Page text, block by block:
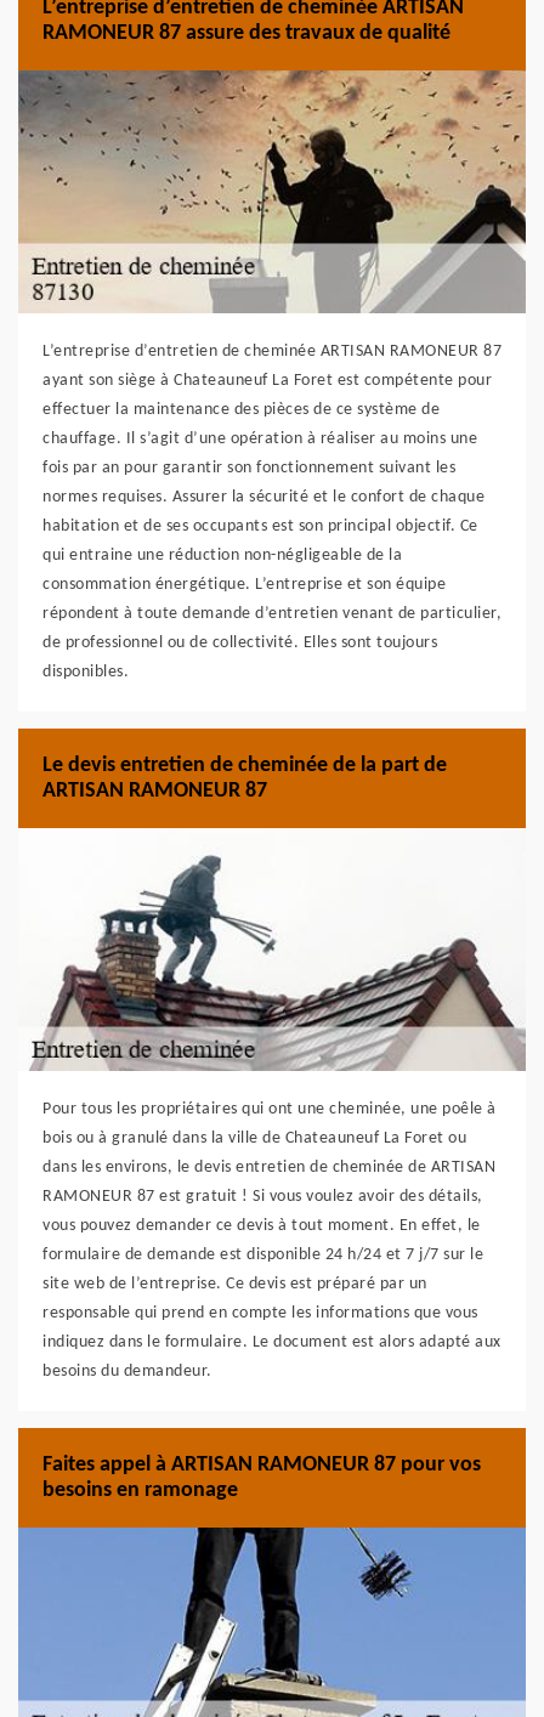
L’entreprise d’entretien de cheminée ARTISAN
RAMONEUR 87 assure des travaux de qualité
L’entreprise d’entretien de cheminée ARTISAN RAMONEUR 87
ayant son siège à Chateauneuf La Foret est compétente pour
effectuer la maintenance des pièces de ce système de
chauffage. Il s’agit d’une opération à réaliser au moins une
fois par an pour garantir son fonctionnement suivant les
normes requises. Assurer la sécurité et le confort de chaque
habitation et de ses occupants est son principal objectif. Ce
qui entraine une réduction non-négligeable de la
consommation énergétique. L’entreprise et son équipe
répondent à toute demande d’entretien venant de particulier,
de professionnel ou de collectivité. Elles sont toujours
disponibles.
Le devis entretien de cheminée de la part de
ARTISAN RAMONEUR 87
Pour tous les propriétaires qui ont une cheminée, une poêle à
bois ou à granulé dans la ville de Chateauneuf La Foret ou
dans les environs, le devis entretien de cheminée de ARTISAN
RAMONEUR 87 est gratuit ! Si vous voulez avoir des détails,
vous pouvez demander ce devis à tout moment. En effet, le
formulaire de demande est disponible 24 h/24 et 7 j/7 sur le
site web de l’entreprise. Ce devis est préparé par un
responsable qui prend en compte les informations que vous
indiquez dans le formulaire. Le document est alors adapté aux
besoins du demandeur.
Faites appel à ARTISAN RAMONEUR 87 pour vos
besoins en ramonage